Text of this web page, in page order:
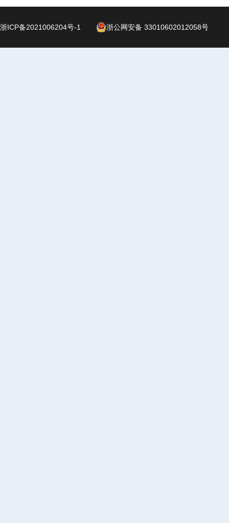
浙ICP备2021006204号-1 浙公网安备 33010602012058号